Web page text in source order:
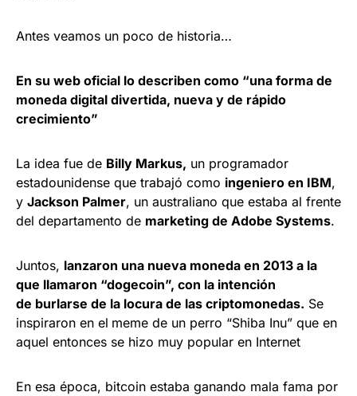
Antes veamos un poco de historia…
En su web oficial lo describen como “una forma de
moneda digital divertida, nueva y de rápido
crecimiento”
La idea fue de Billy Markus, un programador
estadounidense que trabajó como ingeniero en IBM,
y Jackson Palmer, un australiano que estaba al frente
del departamento de marketing de Adobe Systems.
Juntos, lanzaron una nueva moneda en 2013 a la
que llamaron “dogecoin”, con la intención
de burlarse de la locura de las criptomonedas. Se
inspiraron en el meme de un perro “Shiba Inu” que en
aquel entonces se hizo muy popular en Internet
En esa época, bitcoin estaba ganando mala fama por